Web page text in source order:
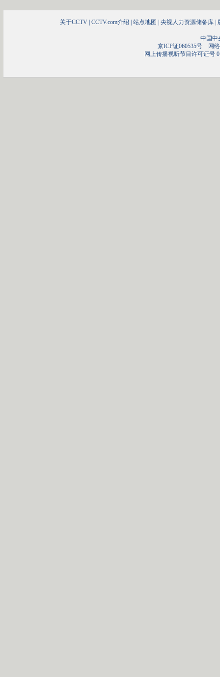
关于CCTV | CCTV.com介绍 | 站点地图 | 央视人力资源储备库 |
中国中
京ICP证060535号网络
网上传播视听节目许可证号